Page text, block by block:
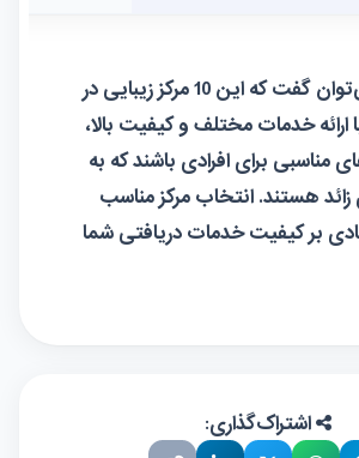
در جمع‌بندی، می‌توان گفت که این 10 مرکز زیبایی در
ارائه خدمات مختلف و کیفیت بالا،
مناسبی برای افرادی باشند که به
زائد هستند. انتخاب مرکز مناسب
بر کیفیت خدمات دریافتی شما
اشتراک‌گذاری: